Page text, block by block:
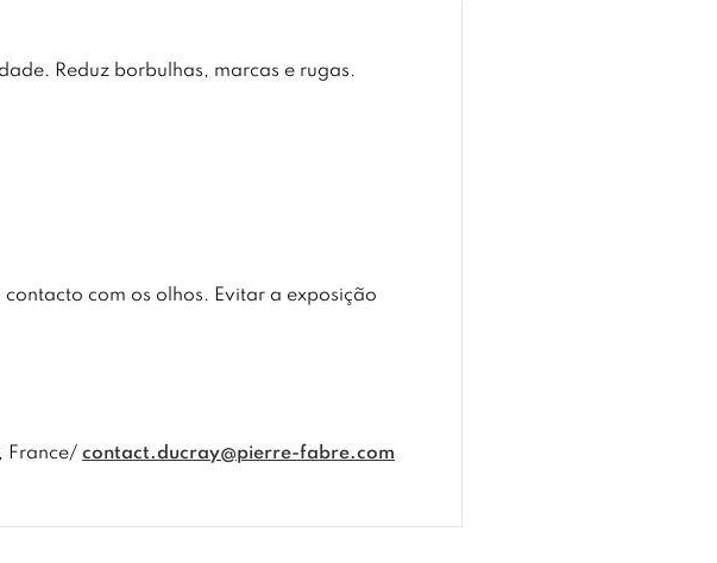
Reduz borbulhas, marcas e rugas.
com os olhos. Evitar a exposição
France/ contact.ducray@pierre-fabre.com